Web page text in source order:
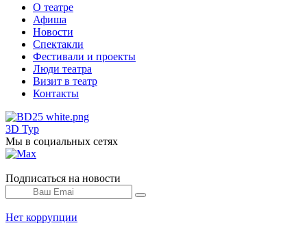
О театре
Афиша
Новости
Спектакли
Фестивали и проекты
Люди театра
Визит в театр
Контакты
3D Тур
Мы в социальных сетях
Подписаться на новости
Нет коррупции